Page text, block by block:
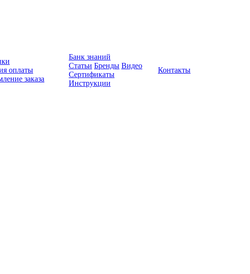
оплаты
заказа
Банк знаний
Статьи Бренды Видео
Сертификаты
Инструкции
Контакты